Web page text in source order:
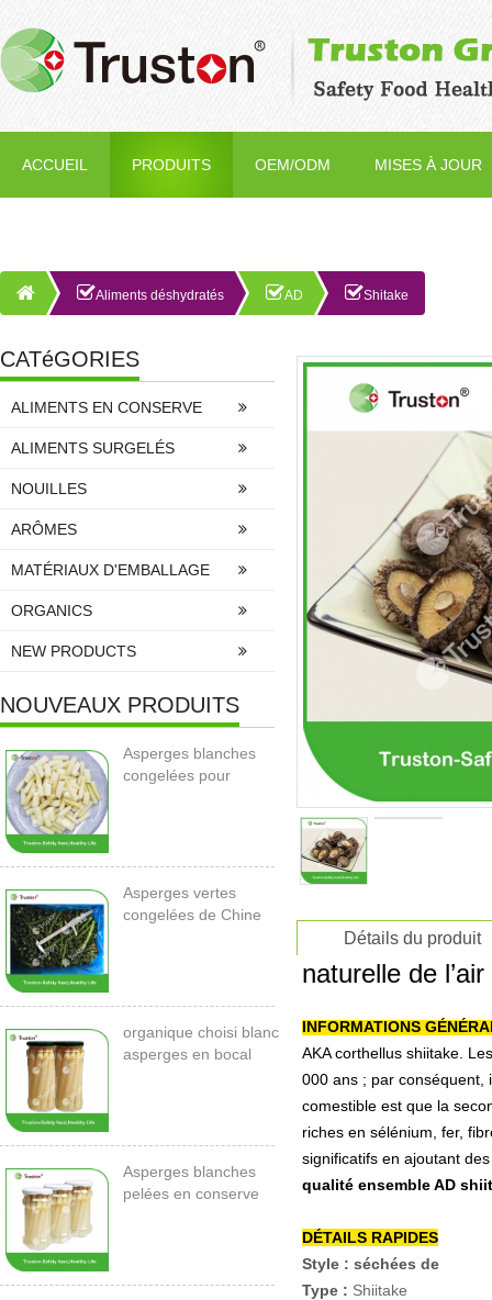
ACCUEIL PRODUITS OEM/ODM MISES À JOUR
Aliments déshydratés AD Shitake
CATéGORIES
ALIMENTS EN CONSERVE
ALIMENTS SURGELÉS
NOUILLES
ARÔMES
MATÉRIAUX D'EMBALLAGE
ORGANICS
NEW PRODUCTS
NOUVEAUX PRODUITS
Asperges blanches
congelées pour
Asperges vertes
congelées de Chine
organique choisi blanc
asperges en bocal
Asperges blanches
pelées en conserve
Détails du produit
naturelle de
INFORMATIONS
AKA corthellus shiitake.
000 ans ; par conséquent,
comestible est que la
riches en sélénium, fer,
significatifs en ajoutant
qualité ensemble AD
DÉTAILS RAPIDES
Style : séchées de
Type : Shiitake